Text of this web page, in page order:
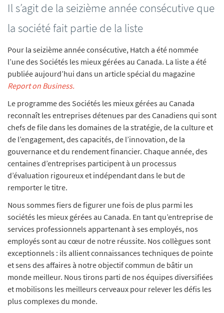
Il s’agit de la seizième année consécutive que
la société fait partie de la liste
Pour la seizième année consécutive, Hatch a été nommée
l’une des Sociétés les mieux gérées au Canada. La liste a été
publiée aujourd’hui dans un article spécial du magazine
Report on Business.
Le programme des Sociétés les mieux gérées au Canada
reconnaît les entreprises détenues par des Canadiens qui sont
chefs de file dans les domaines de la stratégie, de la culture et
de l’engagement, des capacités, de l’innovation, de la
gouvernance et du rendement financier. Chaque année, des
centaines d’entreprises participent à un processus
d’évaluation rigoureux et indépendant dans le but de
remporter le titre.
Nous sommes fiers de figurer une fois de plus parmi les
sociétés les mieux gérées au Canada. En tant qu’entreprise de
services professionnels appartenant à ses employés, nos
employés sont au cœur de notre réussite. Nos collègues sont
exceptionnels : ils allient connaissances techniques de pointe
et sens des affaires à notre objectif commun de bâtir un
monde meilleur. Nous tirons parti de nos équipes diversifiées
et mobilisons les meilleurs cerveaux pour relever les défis les
plus complexes du monde.